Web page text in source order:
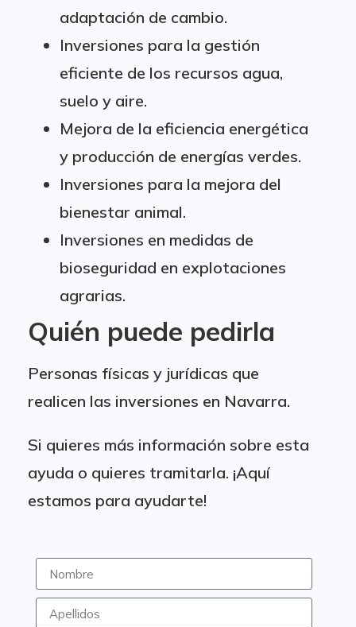
adaptación de cambio.
Inversiones para la gestión
eficiente de los recursos agua,
suelo y aire.
Mejora de la eficiencia energética
y producción de energías verdes.
Inversiones para la mejora del
bienestar animal.
Inversiones en medidas de
bioseguridad en explotaciones
agrarias.
Quién puede pedirla
Personas físicas y jurídicas que
realicen las inversiones en Navarra.
Si quieres más información sobre esta
ayuda o quieres tramitarla. ¡Aquí
estamos para ayudarte!